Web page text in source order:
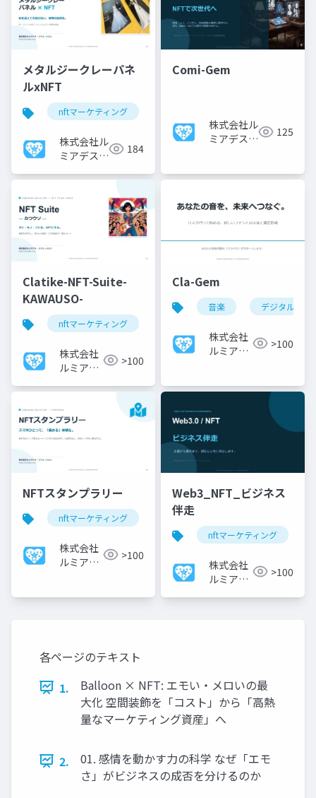
メタルジークレーパネ
ルxNFT
nftマーケティング
株式会社ル
ミアデス・
ョン
184
Comi-Gem
株式会社ル
ミアデス・
125
Clatike-NFT-Suite-
KAWAUSO-
nftマーケティング
株式会社
ルミアデ
ューショ
ン
>100
Cla-Gem
音楽 デジタル資産
株式会社
ルミアデ
ン
>100
NFTスタンプラリー
nftマーケティング スタンプラリー
株式会社
ルミアデ
>100
Web3_NFT_ビジネス
伴走
nftマーケティング
株式会社
ルミアデ
>100
各ページのテキスト
1.
Balloon × NFT: エモい・メロいの最
大化 空間装飾を「コスト」から「高熱
量なマーケティング資産」へ
2.
01. 感情を動かす力の科学 なぜ「エモ
さ」がビジネスの成否を分けるのか